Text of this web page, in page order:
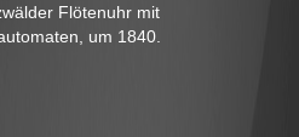
Flötenuhr mit
um 1840.